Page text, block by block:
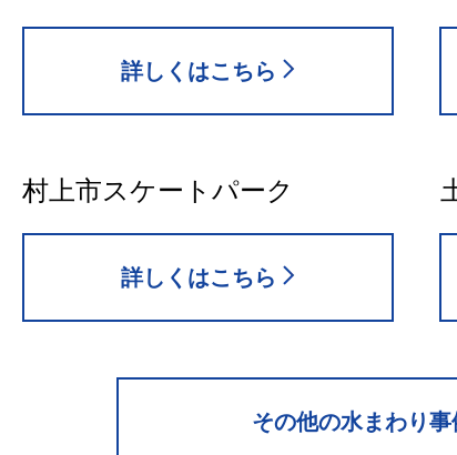
詳しくはこちら
村上市スケートパーク
詳しくはこちら
その他の水まわり事